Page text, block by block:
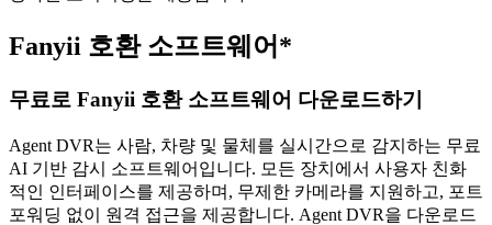
Fanyii 호환 소프트웨어*
무료로 Fanyii 호환 소프트웨어 다운로드하기
Agent DVR는 사람, 차량 및 물체를 실시간으로 감지하는 무료
AI 기반 감시 소프트웨어입니다. 모든 장치에서 사용자 친화
적인 인터페이스를 제공하며, 무제한 카메라를 지원하고, 포트
포워딩 없이 원격 접근을 제공합니다. Agent DVR을 다운로드